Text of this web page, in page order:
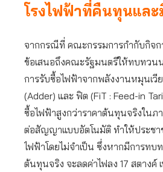
โรงไฟฟ้าที่คืนทุนและ
จากกรณีที่ คณะกรรมการกำกับกิจก
ข้อเสนอถึงคณะรัฐมนตรีให้ทบทวนน
การรับซื้อไฟฟ้าจากพลังงานหมุนเวี
(Adder) และ ฟิต (FiT : Feed-in
ซื้อไฟฟ้าสูงกว่าราคาต้นทุนจริงในภ
ต่อสัญญาแบบอัตโนมัติ ทำให้ประชา
ไฟฟ้าโดยไม่จำเป็น ซึ่งหากมีการทบ
ต้นทุนจริง จะลดค่าไฟลง 17 สตางค์